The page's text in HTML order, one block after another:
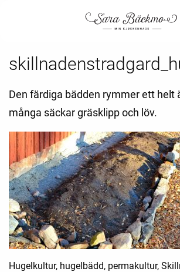
Den färdiga bädden rymmer ett helt
många säckar gräsklipp och löv.
Hugelkultur, hugelbädd, permakultur,